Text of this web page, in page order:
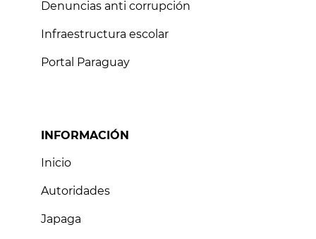
Denuncias anti corrupción
Infraestructura escolar
Portal Paraguay
INFORMACIÓN
Inicio
Autoridades
Japaga